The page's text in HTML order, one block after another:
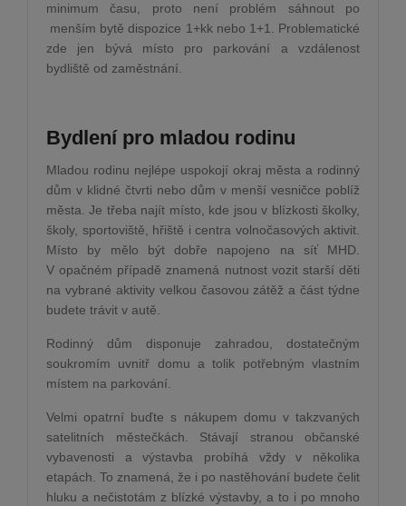
minimum času, proto není problém sáhnout po
menším bytě dispozice 1+kk nebo 1+1. Problematické
zde jen bývá místo pro parkování a vzdálenost
bydliště od zaměstnání.
Bydlení pro mladou rodinu
Mladou rodinu nejlépe uspokojí okraj města a rodinný
dům v klidné čtvrti nebo dům v menší vesničce poblíž
města. Je třeba najít místo, kde jsou v blízkosti školky,
školy, sportoviště, hřiště i centra volnočasových aktivit.
Místo by mělo být dobře napojeno na síť MHD.
V opačném případě znamená nutnost vozit starší děti
na vybrané aktivity velkou časovou zátěž a část týdne
budete trávit v autě.
Rodinný dům disponuje zahradou, dostatečným
soukromím uvnitř domu a tolik potřebným vlastním
místem na parkování.
Velmi opatrní buďte s nákupem domu v takzvaných
satelitních městečkách. Stávají stranou občanské
vybavenosti a výstavba probíhá vždy v několika
etapách. To znamená, že i po nastěhování budete čelit
hluku a nečistotám z blízké výstavby, a to i po mnoho